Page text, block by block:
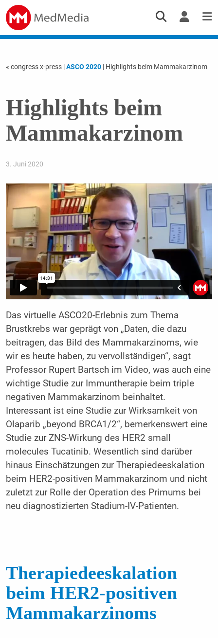
« congress x-press |ASCO 2020| Highlights beim Mammakarzinom
Highlights beim
Mammakarzinom
3. Juni 2020
Das virtuelle ASCO20-Erlebnis zum Thema
Brustkrebs war geprägt von „Daten, die dazu
beitragen, das Bild des Mammakarzinoms, wie
wir es heute haben, zu vervollständigen“, sagt
Professor Rupert Bartsch im Video, was auch eine
wichtige Studie zur Immuntherapie beim triple
negativen Mammakarzinom beinhaltet.
Interessant ist eine Studie zur Wirksamkeit von
Olaparib „beyond BRCA1/2“, bemerkenswert eine
Studie zur ZNS-Wirkung des HER2 small
molecules Tucatinib. Wesentlich sind darüber
hinaus Einschätzungen zur Therapiedeeskalation
beim HER2-positiven Mammakarzinom und nicht
zuletzt zur Rolle der Operation des Primums bei
neu diagnostizierten Stadium-IV-Patienten.
Therapiedeeskalation
beim HER2-positiven
Mammakarzinoms